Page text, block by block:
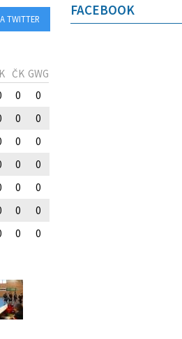
TWITTER
ČK GWG
0
0
0
0
0
0
0
0
0
0
0
0
0 0
FACEBOOK